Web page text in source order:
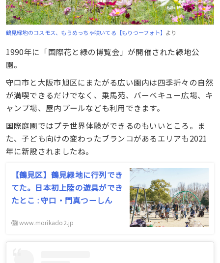
鶴見緑地のコスモス、もうめっちゃ咲いてる【もりつーフォト】 より
1990年に「国際花と緑の博覧会」が開催された緑地公
園。
守口市と大阪市旭区にまたがる広い園内は四季折々の自然
が満喫できるだけでなく、乗馬苑、バーベキュー広場、キ
ャンプ場、屋内プールなども利用できます。
国際庭園ではプチ世界体験ができるのもいいところ。ま
た、子ども向けの変わったブランコがあるエリアも2021
年に新設されましたね。
【鶴見区】鶴見緑地に行列でき
てた。日本初上陸の遊具ができ
たとこ : 守口・門真つーしん
www.morikado2.jp